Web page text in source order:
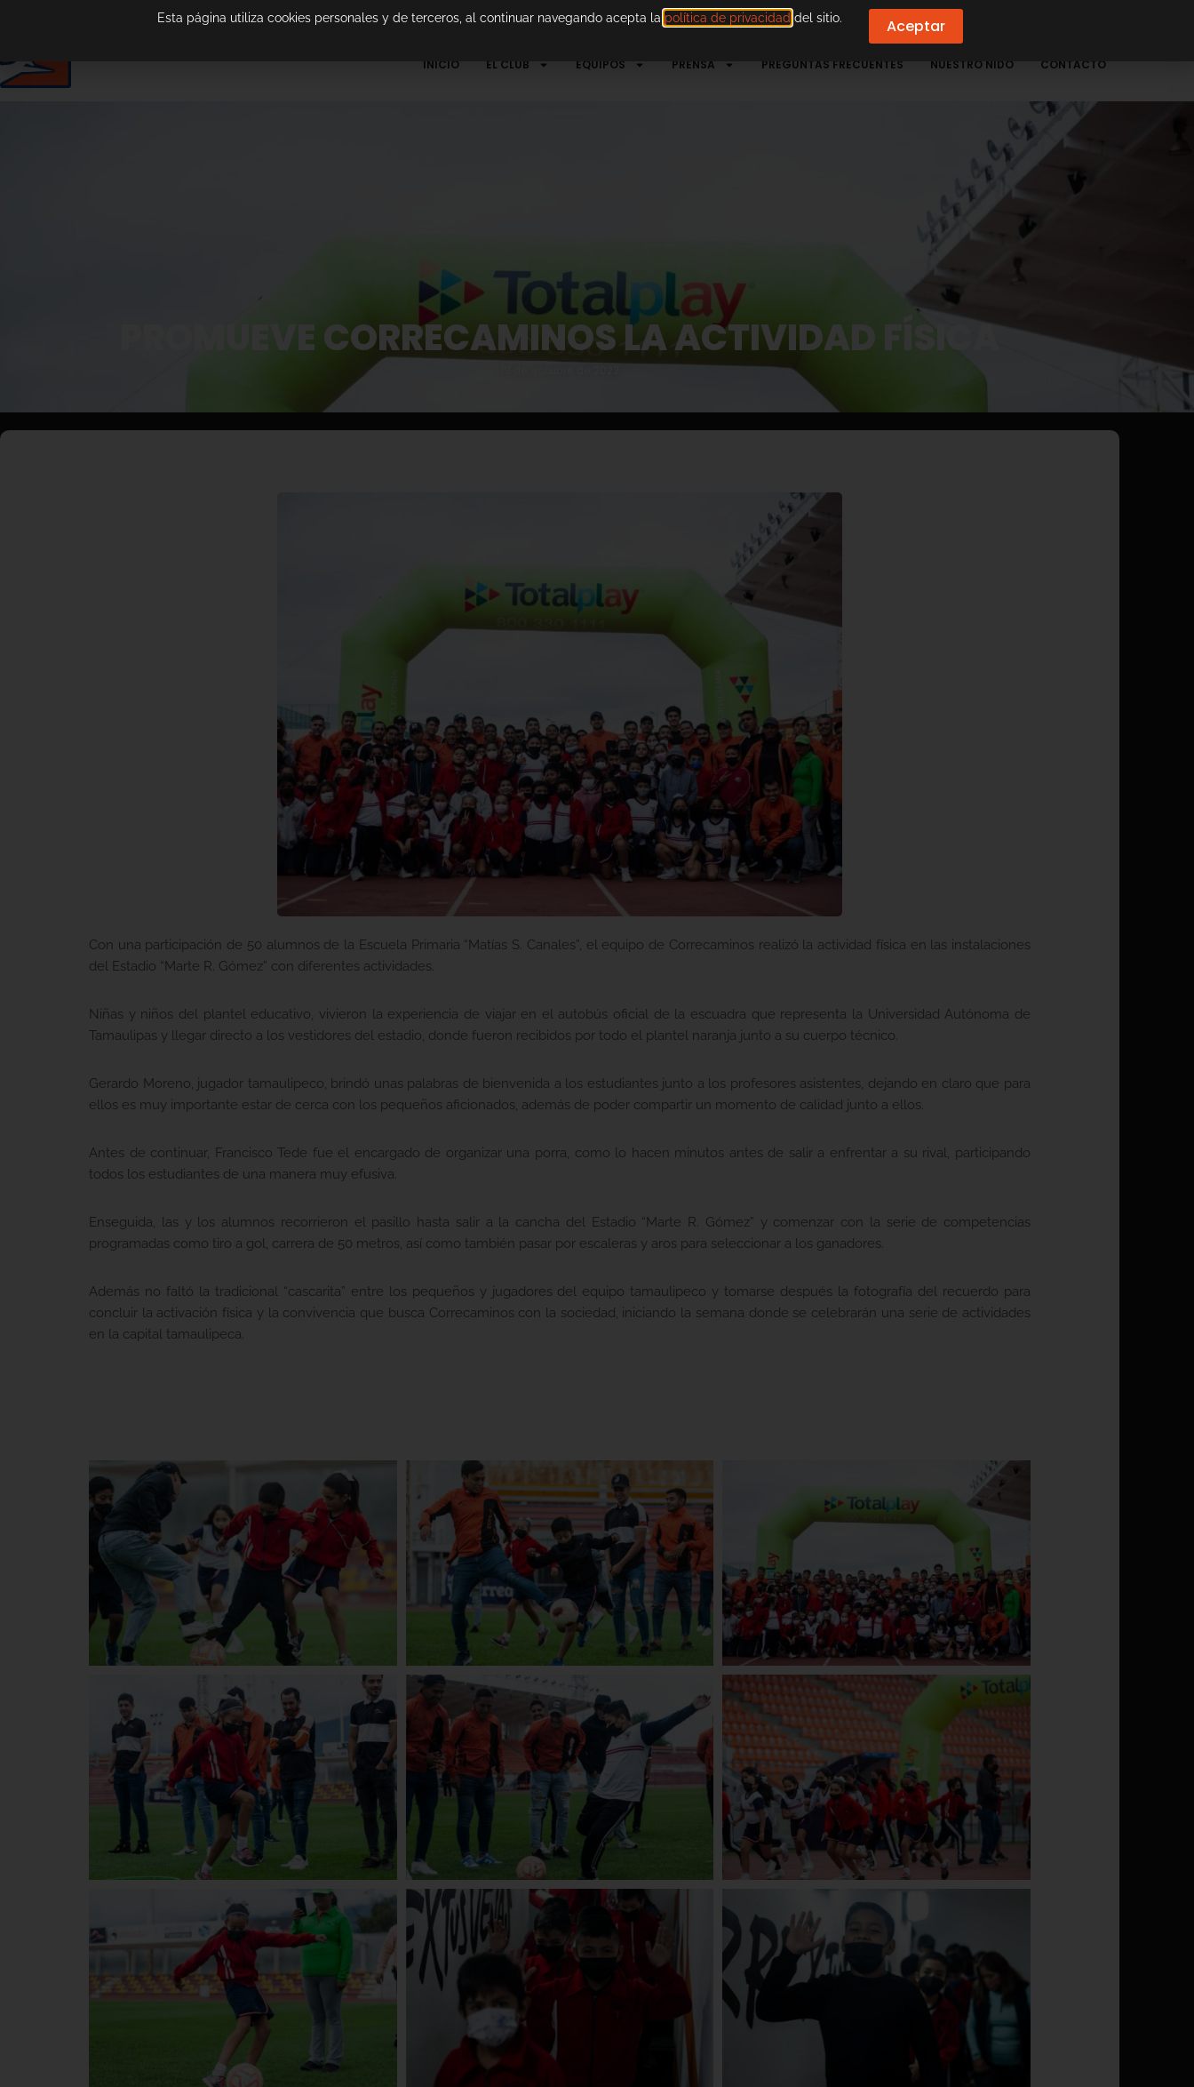
INICIO EL CLUB EQUIPOS PRENSA PREGUNTAS FRECUENTES NUESTRO NIDO CONTACTO
PROMUEVE CORRECAMINOS LA ACTIVIDAD FÍSICA
Con una participación de 50 alumnos de la Escuela Primaria “Matías S. Canales”, el equipo de Correcaminos realizó la actividad física en las instalaciones
del Estadio “Marte R. Gómez” con diferentes actividades.
Niñas y niños del plantel educativo, vivieron la experiencia de viajar en el autobús oficial de la escuadra que representa la Universidad Autónoma de
Tamaulipas y llegar directo a los vestidores del estadio, donde fueron recibidos por todo el plantel naranja junto a su cuerpo técnico.
Gerardo Moreno, jugador tamaulipeco, brindó unas palabras de bienvenida a los estudiantes junto a los profesores asistentes, dejando en claro que para
ellos es muy importante estar de cerca con los pequeños aficionados, además de poder compartir un momento de calidad junto a ellos.
Antes de continuar, Francisco Tede fue el encargado de organizar una porra, como lo hacen minutos antes de salir a enfrentar a su rival, participando
todos los estudiantes de una manera muy efusiva.
Enseguida, las y los alumnos recorrieron el pasillo hasta salir a la cancha del Estadio “Marte R. Gómez” y comenzar con la serie de competencias
programadas como tiro a gol, carrera de 50 metros, así como también pasar por escaleras y aros para seleccionar a los ganadores.
Además no faltó la tradicional “cascarita” entre los pequeños y jugadores del equipo tamaulipeco y tomarse después la fotografía del recuerdo para
concluir la activación física y la convivencia que busca Correcaminos con la sociedad, iniciando la semana donde se celebrarán una serie de actividades
en la capital tamaulipeca.
Esta página utiliza cookies personales y de terceros, al continuar navegando acepta la política de privacidad del sitio. Aceptar